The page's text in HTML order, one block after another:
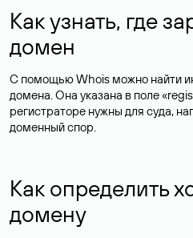
Как узнать, где
домен
С помощью Whois можно найти
домена. Она указана в поле
регистраторе нужны для суда,
доменный спор.
Как определить
домену